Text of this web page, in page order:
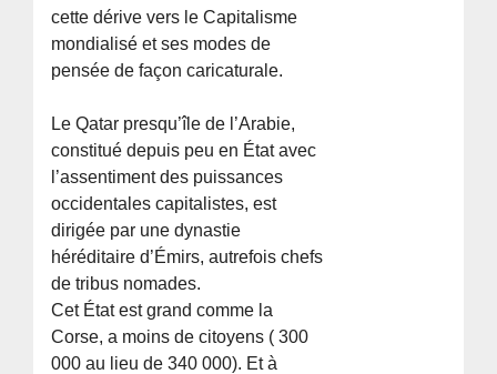
cette dérive vers le Capitalisme
mondialisé et ses modes de
pensée de façon caricaturale.
Le Qatar presqu’île de l’Arabie,
constitué depuis peu en État avec
l’assentiment des puissances
occidentales capitalistes, est
dirigée par une dynastie
héréditaire d’Émirs, autrefois chefs
de tribus nomades.
Cet État est grand comme la
Corse, a moins de citoyens ( 300
000 au lieu de 340 000). Et à